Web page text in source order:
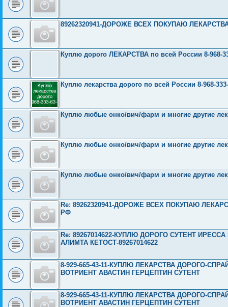
89262320941-ДОРОЖЕ ВСЕХ ПОКУПАЮ
Куплю дорого ЛЕКАРСТВА по всей России 8-968-
Куплю лекарства дорого по всей России 8-968-
Куплю любые онко/вич/фарм и многие другие
Куплю любые онко/вич/фарм и многие другие
Куплю любые онко/вич/фарм и многие другие
Re: 89262320941-ДОРОЖЕ ВСЕХ ПОКУПАЮ
РФ
Re: 89267014622-КУПЛЮ ДОРОГО СУТЕНТ
АЛИМТА КЕТОСТ-89267014622
8-929-665-43-11-КУПЛЮ ЛЕКАРСТВА ДОРОГО-
ВОТРИЕНТ АВАСТИН ГЕРЦЕПТИН СУТЕНТ
8-929-665-43-11-КУПЛЮ ЛЕКАРСТВА ДОРОГО-
ВОТРИЕНТ АВАСТИН ГЕРЦЕПТИН СУТЕНТ